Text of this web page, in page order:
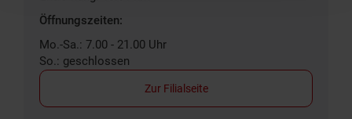
Öffnungszeiten:
Mo.-Sa.: 7.00 - 21.00 Uhr
So.: geschlossen
Zur Filialseite